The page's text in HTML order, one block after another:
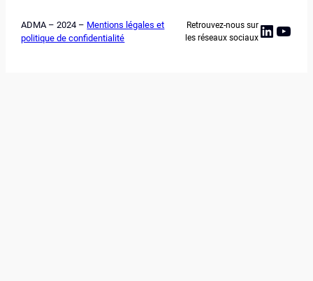
ADMA – 2024 – Mentions légales et
politique de confidentialité
Retrouvez-nous sur
les réseaux sociaux